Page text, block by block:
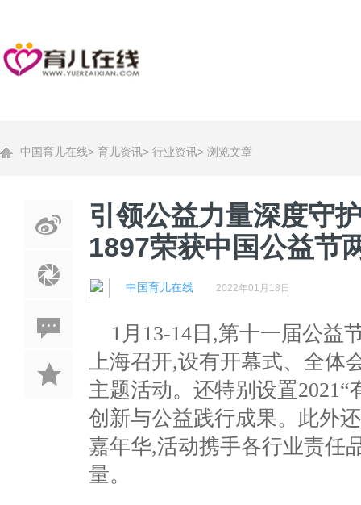
中国育儿在线> 育儿资讯> 行业资讯> 浏览文章
引领公益力量深度守
1897荣获中国公益节
中国育儿在线 2022年01月18日
1月13-14日,第十一届公益
上海召开,设有开幕式、全体
主题活动。还特别设置
创新与公益践行成果。此外
嘉年华,活动携手各行业责任
量。